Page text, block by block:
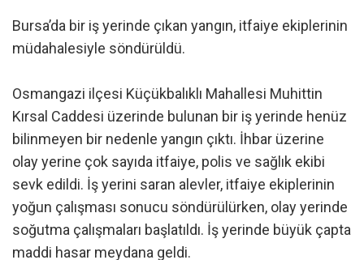
Bursa’da bir iş yerinde çıkan yangın, itfaiye ekiplerinin
müdahalesiyle söndürüldü.
Osmangazi ilçesi Küçükbalıklı Mahallesi Muhittin
Kırsal Caddesi üzerinde bulunan bir iş yerinde henüz
bilinmeyen bir nedenle yangın çıktı. İhbar üzerine
olay yerine çok sayıda itfaiye, polis ve sağlık ekibi
sevk edildi. İş yerini saran alevler, itfaiye ekiplerinin
yoğun çalışması sonucu söndürülürken, olay yerinde
soğutma çalışmaları başlatıldı. İş yerinde büyük çapta
maddi hasar meydana geldi.